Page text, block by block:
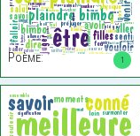
1
Poème: